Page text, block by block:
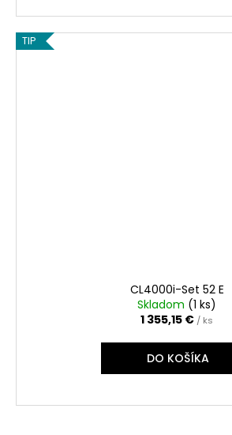
TIP
CL4000i-Set 52 E
Skladom (1 ks)
1 355,15 € / ks
DO KOŠÍKA